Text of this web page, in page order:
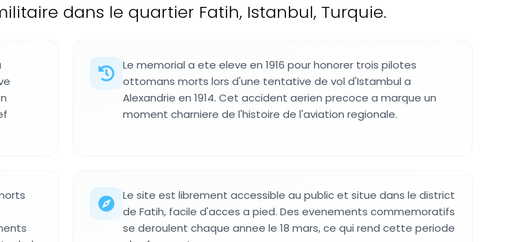
dans le quartier Fatih, Istanbul, Turquie.
Le memorial a ete eleve en 1916 pour honorer trois pilotes
ottomans morts lors d'une tentative de vol d'Istambul a
Alexandrie en 1914. Cet accident aerien precoce a marque un
moment charniere de l'histoire de l'aviation regionale.
Le site est librement accessible au public et situe dans le district
de Fatih, facile d'acces a pied. Des evenements commemoratifs
se deroulent chaque annee le 18 mars, ce qui rend cette periode